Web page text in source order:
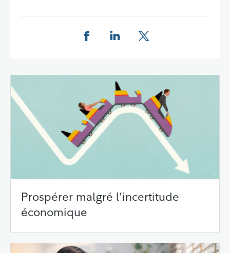
Prospérer malgré l’incertitude
économique